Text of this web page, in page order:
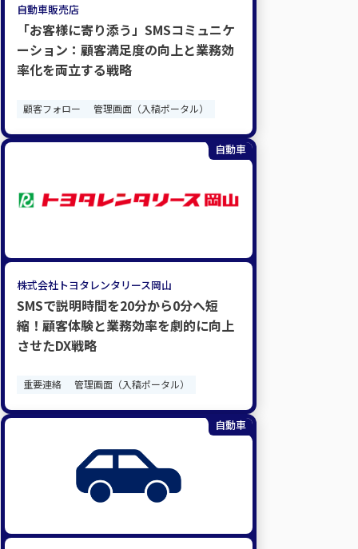
自動車販売店
「お客様に寄り添う」SMSコミュニケ
ーション：顧客満足度の向上と業務効
率化を両立する戦略
顧客フォロー 管理画面（入稿ポータル）
自動車
株式会社トヨタレンタリース岡山
SMSで説明時間を20分から0分へ短
縮！顧客体験と業務効率を劇的に向上
させたDX戦略
重要連絡 管理画面（入稿ポータル）
自動車